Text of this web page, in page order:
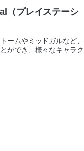
（プレイステーシ
ームやミッドガルなど、
ができ、様々なキャラク